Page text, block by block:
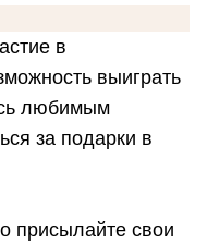
в
выиграть
любимым
за подарки в
присылайте свои